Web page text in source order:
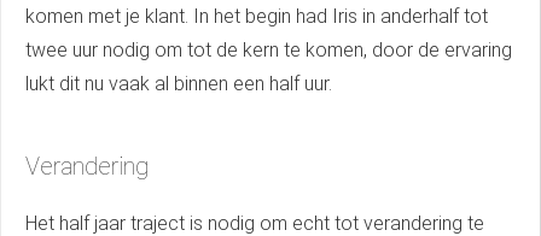
komen met je klant. In het begin had Iris in anderhalf tot
twee uur nodig om tot de kern te komen, door de ervaring
lukt dit nu vaak al binnen een half uur.
Verandering
Het half jaar traject is nodig om echt tot verandering te